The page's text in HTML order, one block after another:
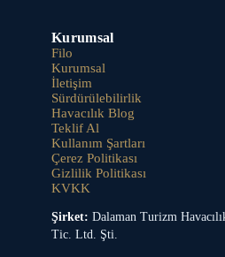
Kurumsal
Filo
Kurumsal
İletişim
Sürdürülebilirlik
Havacılık Blog
Teklif Al
Kullanım Şartları
Çerez Politikası
Gizlilik Politikası
KVKK
Şirket: Dalaman Turizm
Tic. Ltd. Şti.